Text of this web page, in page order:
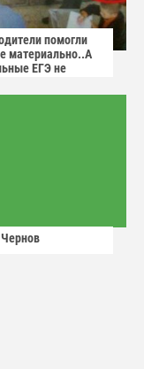
помогли
материально..А
ЕГЭ не